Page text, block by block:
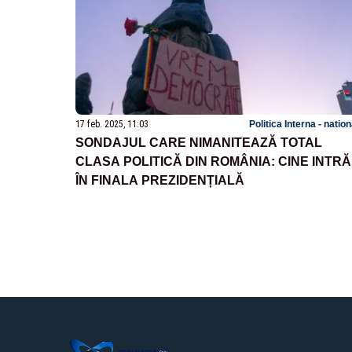
17 feb. 2025, 11:03 Politica Interna -
SONDAJUL CARE NIMANITEAZĂ TOTAL
CLASA POLITICĂ DIN ROMÂNIA: CINE INTRĂ
ÎN FINALA PREZIDENȚIALĂ